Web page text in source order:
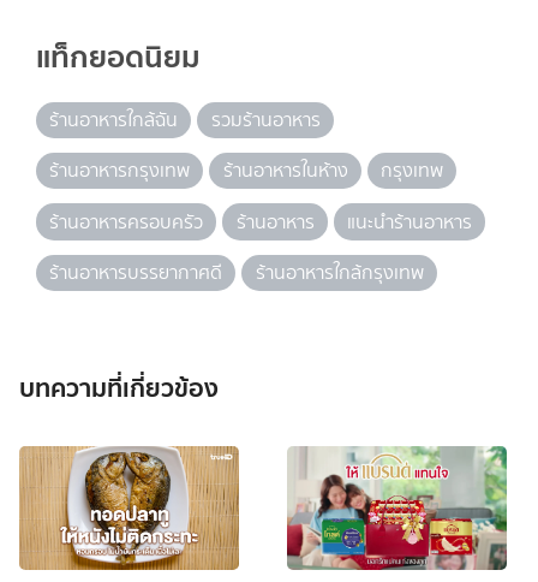
แท็กยอดนิยม
ร้านอาหารใกล้ฉัน
รวมร้านอาหาร
ร้านอาหารกรุงเทพ
ร้านอาหารในห้าง
กรุงเทพ
ร้านอาหารครอบครัว
ร้านอาหาร
แนะนำร้านอาหาร
ร้านอาหารบรรยากาศดี
ร้านอาหารใกล้กรุงเทพ
บทความที่เกี่ยวข้อง